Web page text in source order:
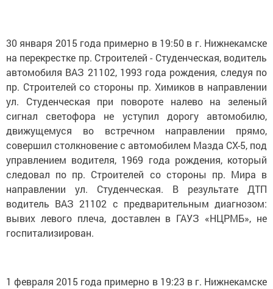
30 января 2015 года примерно в 19:50 в г. Нижнекамске
на перекрестке пр. Строителей - Студенческая, водитель
автомобиля ВАЗ 21102, 1993 года рождения, следуя по
пр. Строителей со стороны пр. Химиков в направлении
ул. Студенческая при повороте налево на зеленый
сигнал светофора не уступил дорогу автомобилю,
движущемуся во встречном направлении прямо,
совершил столкновение с автомобилем Мазда СХ-5, под
управлением водителя, 1969 года рождения, который
следовал по пр. Строителей со стороны пр. Мира в
направлении ул. Студенческая. В результате ДТП
водитель ВАЗ 21102 с предварительным диагнозом:
вывих левого плеча, доставлен в ГАУЗ «НЦРМБ», не
госпитализирован.
1 февраля 2015 года примерно в 19:23 в г. Нижнекамске